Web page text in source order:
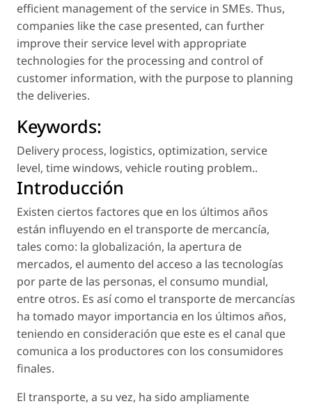
efficient management of the service in SMEs. Thus,
companies like the case presented, can further
improve their service level with appropriate
technologies for the processing and control of
customer information, with the purpose to planning
the deliveries.
Keywords:
Delivery process, logistics, optimization, service
level, time windows, vehicle routing problem..
Introducción
Existen ciertos factores que en los últimos años
están influyendo en el transporte de mercancía,
tales como: la globalización, la apertura de
mercados, el aumento del acceso a las tecnologías
por parte de las personas, el consumo mundial,
entre otros. Es así como el transporte de mercancías
ha tomado mayor importancia en los últimos años,
teniendo en consideración que este es el canal que
comunica a los productores con los consumidores
finales.
El transporte, a su vez, ha sido ampliamente